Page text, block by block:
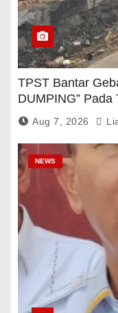
TPST Bantar
DUMPING”
Pemerintah
Aug 7, 2026
NEWS